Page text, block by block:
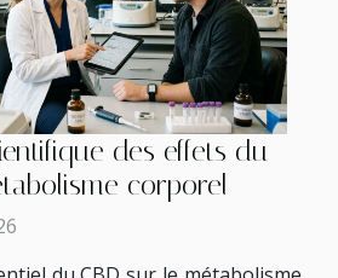
des effets du
corporel